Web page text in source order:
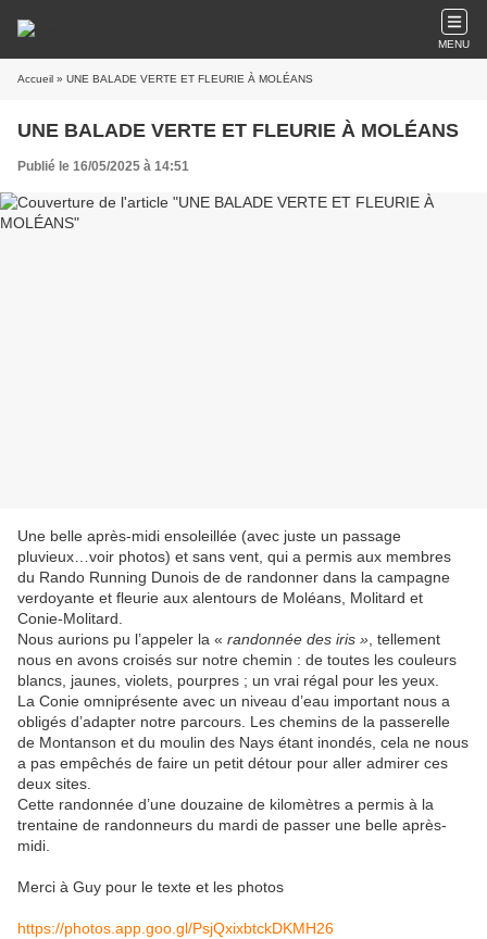
MENU
Accueil » UNE BALADE VERTE ET FLEURIE À MOLÉANS
UNE BALADE VERTE ET FLEURIE À MOLÉANS
Publié le 16/05/2025 à 14:51
Une belle après-midi ensoleillée (avec juste un passage
pluvieux…voir photos) et sans vent, qui a permis aux membres
du Rando Running Dunois de de randonner dans la campagne
verdoyante et fleurie aux alentours de Moléans, Molitard et
Conie-Molitard.
Nous aurions pu l’appeler la « randonnée des iris » , tellement
nous en avons croisés sur notre chemin : de toutes les couleurs
blancs, jaunes, violets, pourpres ; un vrai régal pour les yeux.
La Conie omniprésente avec un niveau d’eau important nous a
obligés d’adapter notre parcours. Les chemins de la passerelle
de Montanson et du moulin des Nays étant inondés, cela ne nous
a pas empêchés de faire un petit détour pour aller admirer ces
deux sites.
Cette randonnée d’une douzaine de kilomètres a permis à la
trentaine de randonneurs du mardi de passer une belle après-
midi.
Merci à Guy pour le texte et les photos
https://photos.app.goo.gl/PsjQxixbtckDKMH26